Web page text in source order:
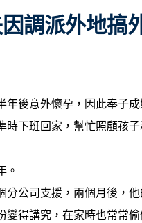
調派外地搞
後意外懷孕，因此奉子
下班回家，幫忙照顧孩
。
公司支援，兩個月後，
得講究，在家時也常常偷